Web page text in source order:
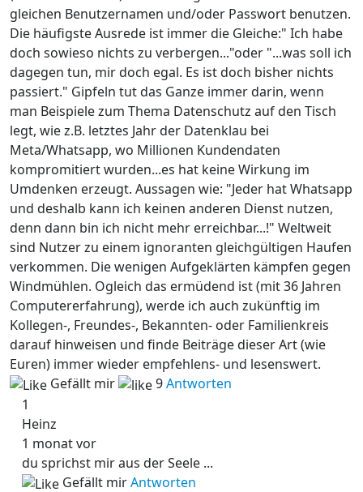
gleichen Benutzernamen und/oder Passwort benutzen.
Die häufigste Ausrede ist immer die Gleiche:" Ich habe
doch sowieso nichts zu verbergen..."oder "...was soll ich
dagegen tun, mir doch egal. Es ist doch bisher nichts
passiert." Gipfeln tut das Ganze immer darin, wenn
man Beispiele zum Thema Datenschutz auf den Tisch
legt, wie z.B. letztes Jahr der Datenklau bei
Meta/Whatsapp, wo Millionen Kundendaten
kompromitiert wurden...es hat keine Wirkung im
Umdenken erzeugt. Aussagen wie: "Jeder hat Whatsapp
und deshalb kann ich keinen anderen Dienst nutzen,
denn dann bin ich nicht mehr erreichbar...!" Weltweit
sind Nutzer zu einem ignoranten gleichgültigen Haufen
verkommen. Die wenigen Aufgeklärten kämpfen gegen
Windmühlen. Ogleich das ermüdend ist (mit 36 Jahren
Computererfahrung), werde ich auch zukünftig im
Kollegen-, Freundes-, Bekannten- oder Familienkreis
darauf hinweisen und finde Beiträge dieser Art (wie
Euren) immer wieder empfehlens- und lesenswert.
Gefällt mir
9Antworten
1
Heinz
1 monat vor
du sprichst mir aus der Seele ...
Gefällt mirAntworten